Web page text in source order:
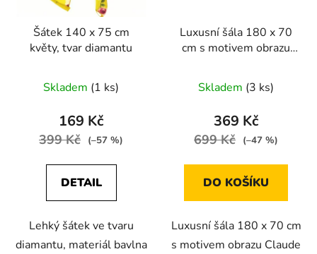
Šátek 140 x 75 cm
květy, tvar diamantu
Skladem (1 ks)
169 Kč
399 Kč (–57 %)
DETAIL
Lehký šátek ve tvaru
diamantu, materiál bavlna
Luxusní šála 180 x 70
cm s motivem obrazu
Skladem (3 ks)
369 Kč
699 Kč (–47 %)
DO KOŠÍKU
Luxusní šála 180 x 70 cm
s motivem obrazu Claude